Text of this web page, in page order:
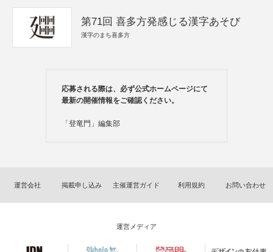
第71回 喜多方発感じる漢字あそび
漢字のまち喜多方
応募される際は、必ず公式ホームページにて
最新の開催情報をご確認ください。
「登竜門」編集部
運営会社 掲載申し込み 主催運営ガイド 利用規約 お問い合わせ
運営メディア